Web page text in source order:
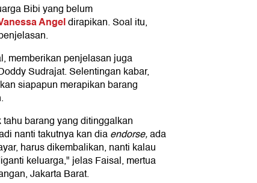
Bibi yang belum
Angeldirapikan. Soal itu,
memberikan penjelasan juga
Sudrajat. Selentingan kabar,
siapapun merapikan barang
barang yang ditinggalkan
nanti takutnya kan diaendorse,ada
harus dikembalikan, nanti kalau
keluarga," jelas Faisal, mertua
Jakarta Barat.